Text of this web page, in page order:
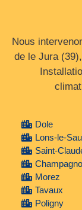
Nous
de le Jura
Dole
Lons-le-
Saint-
Morez
Tavaux
Poligny